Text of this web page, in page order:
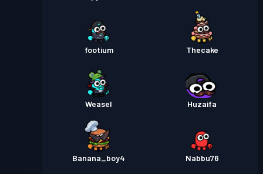
footium Thecake
Weasel Huzaifa
Banana_boy4 Nabbu76